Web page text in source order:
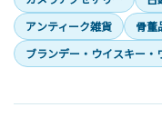
アンティーク雑貨
骨董
ブランデー・ウイスキー